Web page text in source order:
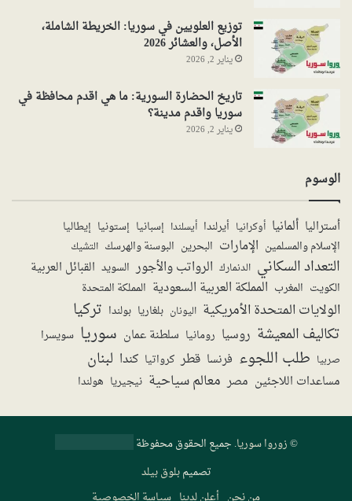
توزيع العلويين في سوريا: الخريطة الشاملة،
الأصل، والعشائر 2026
يناير 2, 2026
تاريخ الحضارة السورية: ما هي اقدم محافظة في
سوريا واقدم مدينة؟
يناير 2, 2026
الوسوم
أستراليا ألمانيا أوكرانيا أيرلندا أيسلندا إسبانيا إستونيا إيطاليا
الإسلام والمسلمين الإمارات البحرين البوسنة والهرسك التشيك
التعداد السكاني الدنمارك الرواتب والأجور السويد القبائل العربية
الكويت المغرب المملكة العربية السعودية المملكة المتحدة
الولايات المتحدة الأمريكية اليونان بلغاريا بولندا تركيا
تكاليف المعيشة روسيا رومانيا سلطنة عمان سوريا سويسرا
صربيا طلب اللجوء فرنسا قطر كرواتيا كندا لبنان
مساعدات اللاجئين مصر معالم سياحية نيجيريا هولندا
©زوروا سوريا. جميع الحقوق محفوظة
تصميمبلوق بيلد